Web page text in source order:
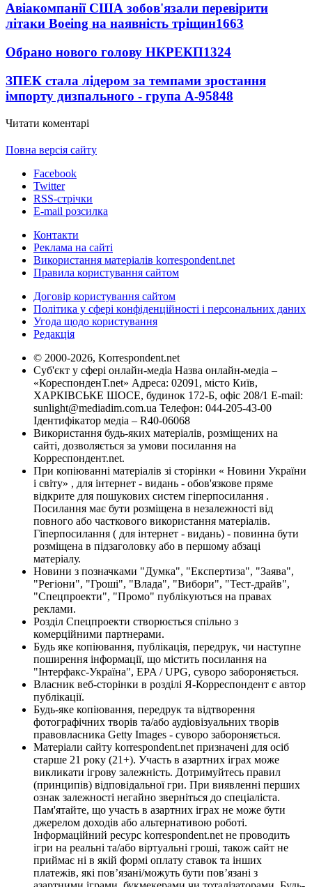
Авіакомпанії США зобов'язали перевірити
літаки Boeing на наявність тріщин1663
Обрано нового голову НКРЕКП1324
ЗПЕК стала лідером за темпами зростання
імпорту дизпального - група А-95848
Читати коментарі
Повна версія сайту
Facebook
Twitter
RSS-стрічки
E-mail розсилка
Контакти
Реклама на сайті
Використання матеріалів korrespondent.net
Правила користування сайтом
Договір користування сайтом
Політика у сфері конфіденційності і персональних даних
Угода щодо користування
Редакція
© 2000-2026, Korrespondent.net
Суб'єкт у сфері онлайн-медіа Назва онлайн-медіа –
«КореспонденТ.net» Адреса: 02091, місто Київ,
ХАРКІВСЬКЕ ШОСЕ, будинок 172-Б, офіс 208/1 E-mail:
sunlight@mediadim.com.ua Телефон: 044-205-43-00
Ідентифікатор медіа – R40-06068
Використання будь-яких матеріалів, розміщених на
сайті, дозволяється за умови посилання на
Корреспондент.net.
При копіюванні матеріалів зі сторінки « Новини України
і світу» , для інтернет - видань - обов'язкове пряме
відкрите для пошукових систем гіперпосилання .
Посилання має бути розміщена в незалежності від
повного або часткового використання матеріалів.
Гіперпосилання ( для інтернет - видань) - повинна бути
розміщена в підзаголовку або в першому абзаці
матеріалу.
Новини з позначками "Думка", "Експертиза", "Заява",
"Регіони", "Гроші", "Влада", "Вибори", "Тест-драйв",
"Спецпроекти", "Промо" публікуються на правах
реклами.
Розділ Спецпроекти створюється спільно з
комерційними партнерами.
Будь яке копіювання, публікація, передрук, чи наступне
поширення інформації, що містить посилання на
"Інтерфакс-Україна", EPA / UPG, суворо забороняється.
Власник веб-сторінки в розділі Я-Корреспондент є автор
публікації.
Будь-яке копіювання, передрук та відтворення
фотографічних творів та/або аудіовізуальних творів
правовласника Getty Images - суворо забороняється.
Матеріали сайту korrespondent.net призначені для осіб
старше 21 року (21+). Участь в азартних іграх може
викликати ігрову залежність. Дотримуйтесь правил
(принципів) відповідальної гри. При виявленні перших
ознак залежності негайно зверніться до спеціаліста.
Пам'ятайте, що участь в азартних іграх не може бути
джерелом доходів або альтернативою роботі.
Інформаційний ресурс korrespondent.net не проводить
ігри на реальні та/або віртуальні гроші, також сайт не
приймає ні в якій формі оплату ставок та інших
платежів, які пов’язані/можуть бути пов’язані з